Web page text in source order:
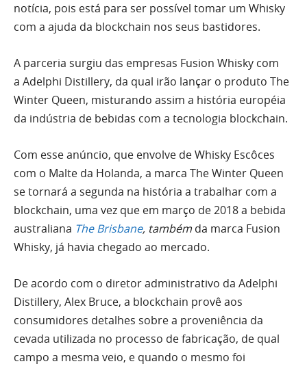
notícia, pois está para ser possível tomar um Whisky
com a ajuda da blockchain nos seus bastidores.
A parceria surgiu das empresas Fusion Whisky com
a Adelphi Distillery, da qual irão lançar o produto The
Winter Queen, misturando assim a história européia
da indústria de bebidas com a tecnologia blockchain.
Com esse anúncio, que envolve de Whisky Escôces
com o Malte da Holanda, a marca The Winter Queen
se tornará a segunda na história a trabalhar com a
blockchain, uma vez que em março de 2018 a bebida
australiana The Brisbane, tambémda marca Fusion
Whisky, já havia chegado ao mercado.
De acordo com o diretor administrativo da Adelphi
Distillery, Alex Bruce, a blockchain provê aos
consumidores detalhes sobre a proveniência da
cevada utilizada no processo de fabricação, de qual
campo a mesma veio, e quando o mesmo foi